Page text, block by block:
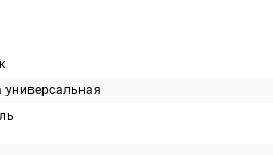
универсальная